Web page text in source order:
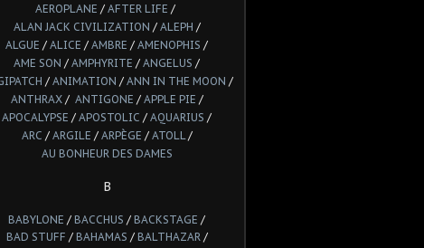
AEROPLANE / AFTER LIFE /
ALAN JACK CIVILIZATION / ALEPH /
ALGUE / ALICE / AMBRE / AMENOPHIS /
AME SON / AMPHYRITE / ANGELUS /
/ ANIMATION / ANN IN THE MOON /
ANTHRAX/ ANTIGONE / APPLE PIE /
APOCALYPSE / APOSTOLIC / AQUARIUS /
ARC / ARGILE / ARPÈGE / ATOLL/
AU BONHEUR DES DAMES
B
BABYLONE / BACCHUS / BACKSTAGE /
BAD STUFF / BAHAMAS / BALTHAZAR/